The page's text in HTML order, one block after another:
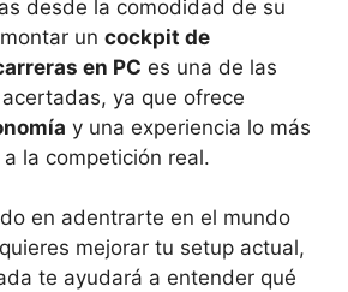
desde la comodidad de su
un cockpit de
en PC es una de las
ya que ofrece
y una experiencia lo más
la competición real.
en adentrarte en el mundo
mejorar tu setup actual,
te ayudará a entender qué